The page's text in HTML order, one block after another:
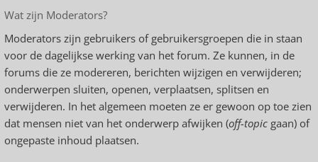
Wat zijn Moderators?
Moderators zijn gebruikers of gebruikersgroepen die in staan
voor de dagelijkse werking van het forum. Ze kunnen, in de
forums die ze modereren, berichten wijzigen en verwijderen;
onderwerpen sluiten, openen, verplaatsen, splitsen en
verwijderen. In het algemeen moeten ze er gewoon op toe zien
dat mensen niet van het onderwerp afwijken (off-topic gaan) of
ongepaste inhoud plaatsen.